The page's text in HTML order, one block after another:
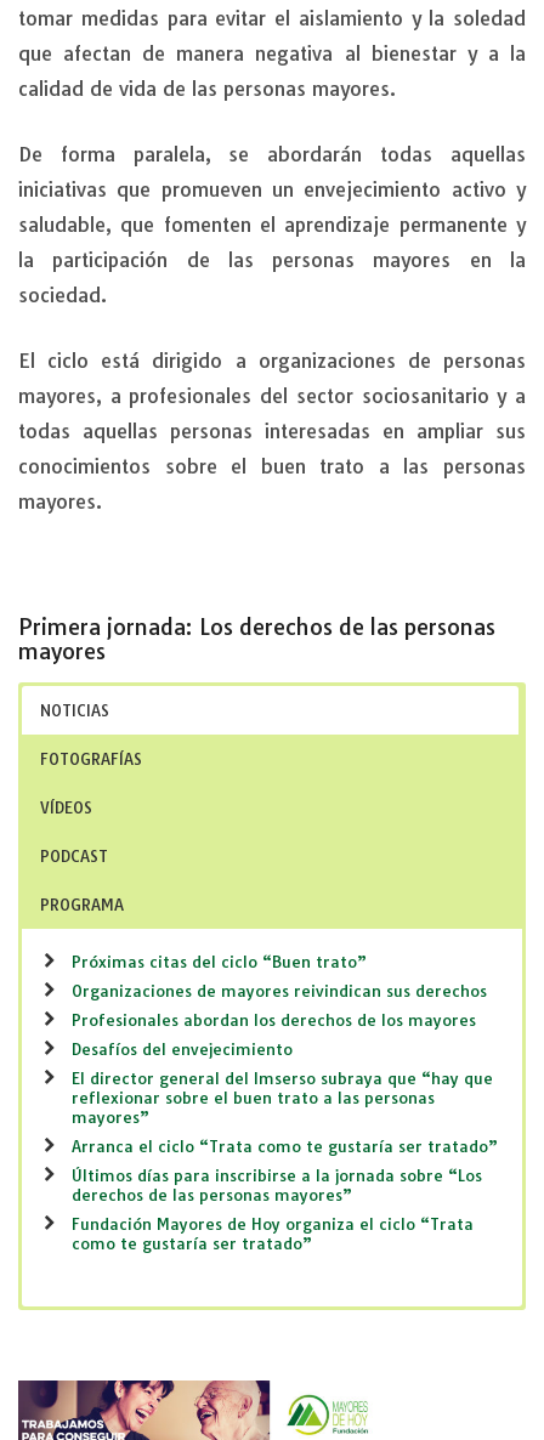
tomar medidas para evitar el aislamiento y la soledad
que afectan de manera negativa al bienestar y a la
calidad de vida de las personas mayores.
De forma paralela, se abordarán todas aquellas
iniciativas que promueven un envejecimiento activo y
saludable, que fomenten el aprendizaje permanente y
la participación de las personas mayores en la
sociedad.
El ciclo está dirigido a organizaciones de personas
mayores, a profesionales del sector sociosanitario y a
todas aquellas personas interesadas en ampliar sus
conocimientos sobre el buen trato a las personas
mayores.
Primera jornada: Los derechos de las personas
mayores
NOTICIAS
FOTOGRAFÍAS
VÍDEOS
PODCAST
PROGRAMA
Próximas citas del ciclo “Buen trato”
Organizaciones de mayores reivindican sus derechos
Profesionales abordan los derechos de los mayores
Desafíos del envejecimiento
El director general del Imserso subraya que “hay que
reflexionar sobre el buen trato a las personas
mayores”
Arranca el ciclo “Trata como te gustaría ser tratado”
Últimos días para inscribirse a la jornada sobre “Los
derechos de las personas mayores”
Fundación Mayores de Hoy organiza el ciclo “Trata
como te gustaría ser tratado”
como te gustaría ser tratado”.